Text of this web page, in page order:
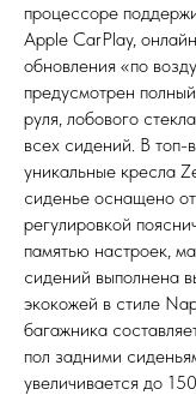
процессоре
Apple CarPlay,
обновления «по
предусмотрен
руля, лобового
всех сидений. В топ-
уникальные кресла
сиденье оснащено
регулировкой
памятью настроек,
сидений выполнена
экокожей в стиле
багажника
пол задними
увеличивается до